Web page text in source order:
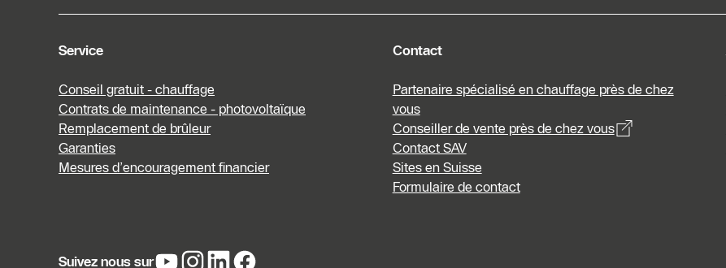
Service
Conseil gratuit - chauffage
Contrats de maintenance - photovoltaïque
Remplacement de brûleur
Garanties
Mesures d’encouragement financier
Contact
Partenaire spécialisé en chauffage près de chez
vous
Conseiller de vente près de chez vous
Contact SAV
Sites en Suisse
Formulaire de contact
Suivez nous sur